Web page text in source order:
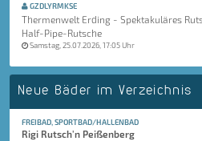
GZDLYRMKSE
Thermenwelt Erding - Spektakuläres
Half-Pipe-Rutsche
Samstag, 25.07.2026, 17:05 Uhr
Neue Bäder im Verzeichnis
FREIBAD, SPORTBAD/HALLENBAD
Rigi Rutsch'n Peißenberg